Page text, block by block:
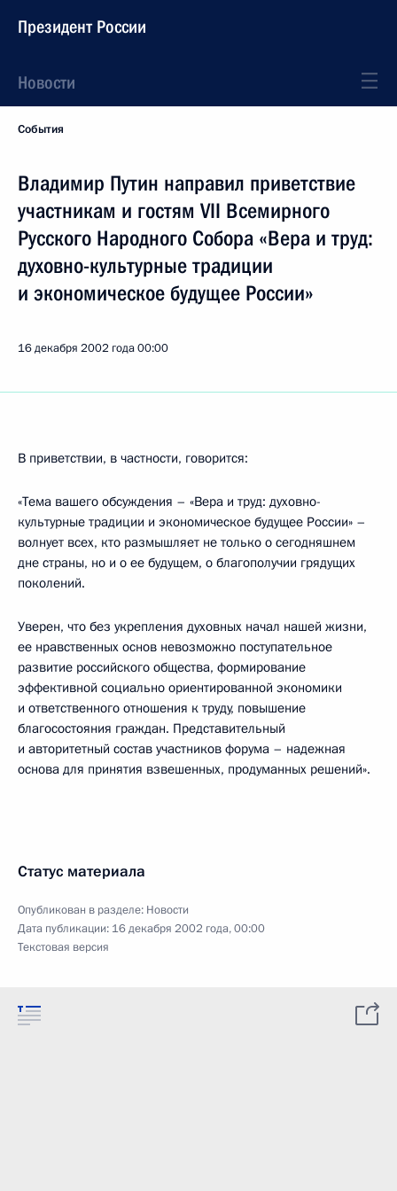
Президент России
Новости
События
Владимир Путин направил приветствие
участникам и гостям VII Всемирного
Русского Народного Собора «Вера и труд:
духовно-культурные традиции
и экономическое будущее России»
16 декабря 2002 года00:00
В приветствии, в частности, говорится:
«Тема вашего обсуждения – «Вера и труд: духовно-
культурные традиции и экономическое будущее России» –
волнует всех, кто размышляет не только о сегодняшнем
дне страны, но и о ее будущем, о благополучии грядущих
поколений.
Уверен, что без укрепления духовных начал нашей жизни,
ее нравственных основ невозможно поступательное
развитие российского общества, формирование
эффективной социально ориентированной экономики
и ответственного отношения к труду, повышение
благосостояния граждан. Представительный
и авторитетный состав участников форума – надежная
основа для принятия взвешенных, продуманных решений».
Статус материала
Опубликован в разделе: Новости
Дата публикации: 16 декабря 2002 года, 00:00
Текстовая версия